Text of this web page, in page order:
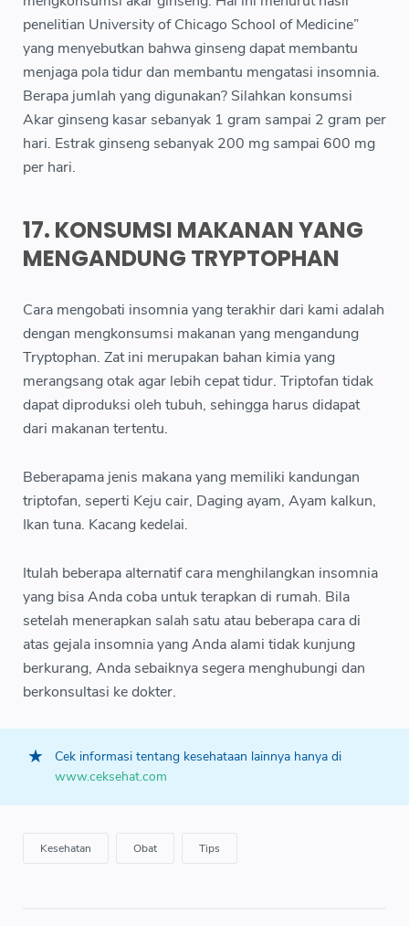
penelitian University of Chicago School of Medicine”
yang menyebutkan bahwa ginseng dapat membantu
menjaga pola tidur dan membantu mengatasi insomnia.
Berapa jumlah yang digunakan? Silahkan konsumsi
Akar ginseng kasar sebanyak 1 gram sampai 2 gram per
hari. Estrak ginseng sebanyak 200 mg sampai 600 mg
per hari.
17. KONSUMSI MAKANAN YANG
MENGANDUNG TRYPTOPHAN
Cara mengobati insomnia yang terakhir dari kami adalah
dengan mengkonsumsi makanan yang mengandung
Tryptophan. Zat ini merupakan bahan kimia yang
merangsang otak agar lebih cepat tidur. Triptofan tidak
dapat diproduksi oleh tubuh, sehingga harus didapat
dari makanan tertentu.
Beberapama jenis makana yang memiliki kandungan
triptofan, seperti Keju cair, Daging ayam, Ayam kalkun,
Ikan tuna. Kacang kedelai.
Itulah beberapa alternatif cara menghilangkan insomnia
yang bisa Anda coba untuk terapkan di rumah. Bila
setelah menerapkan salah satu atau beberapa cara di
atas gejala insomnia yang Anda alami tidak kunjung
berkurang, Anda sebaiknya segera menghubungi dan
berkonsultasi ke dokter.
Cek informasi tentang kesehataan lainnya hanya di
www.ceksehat.com